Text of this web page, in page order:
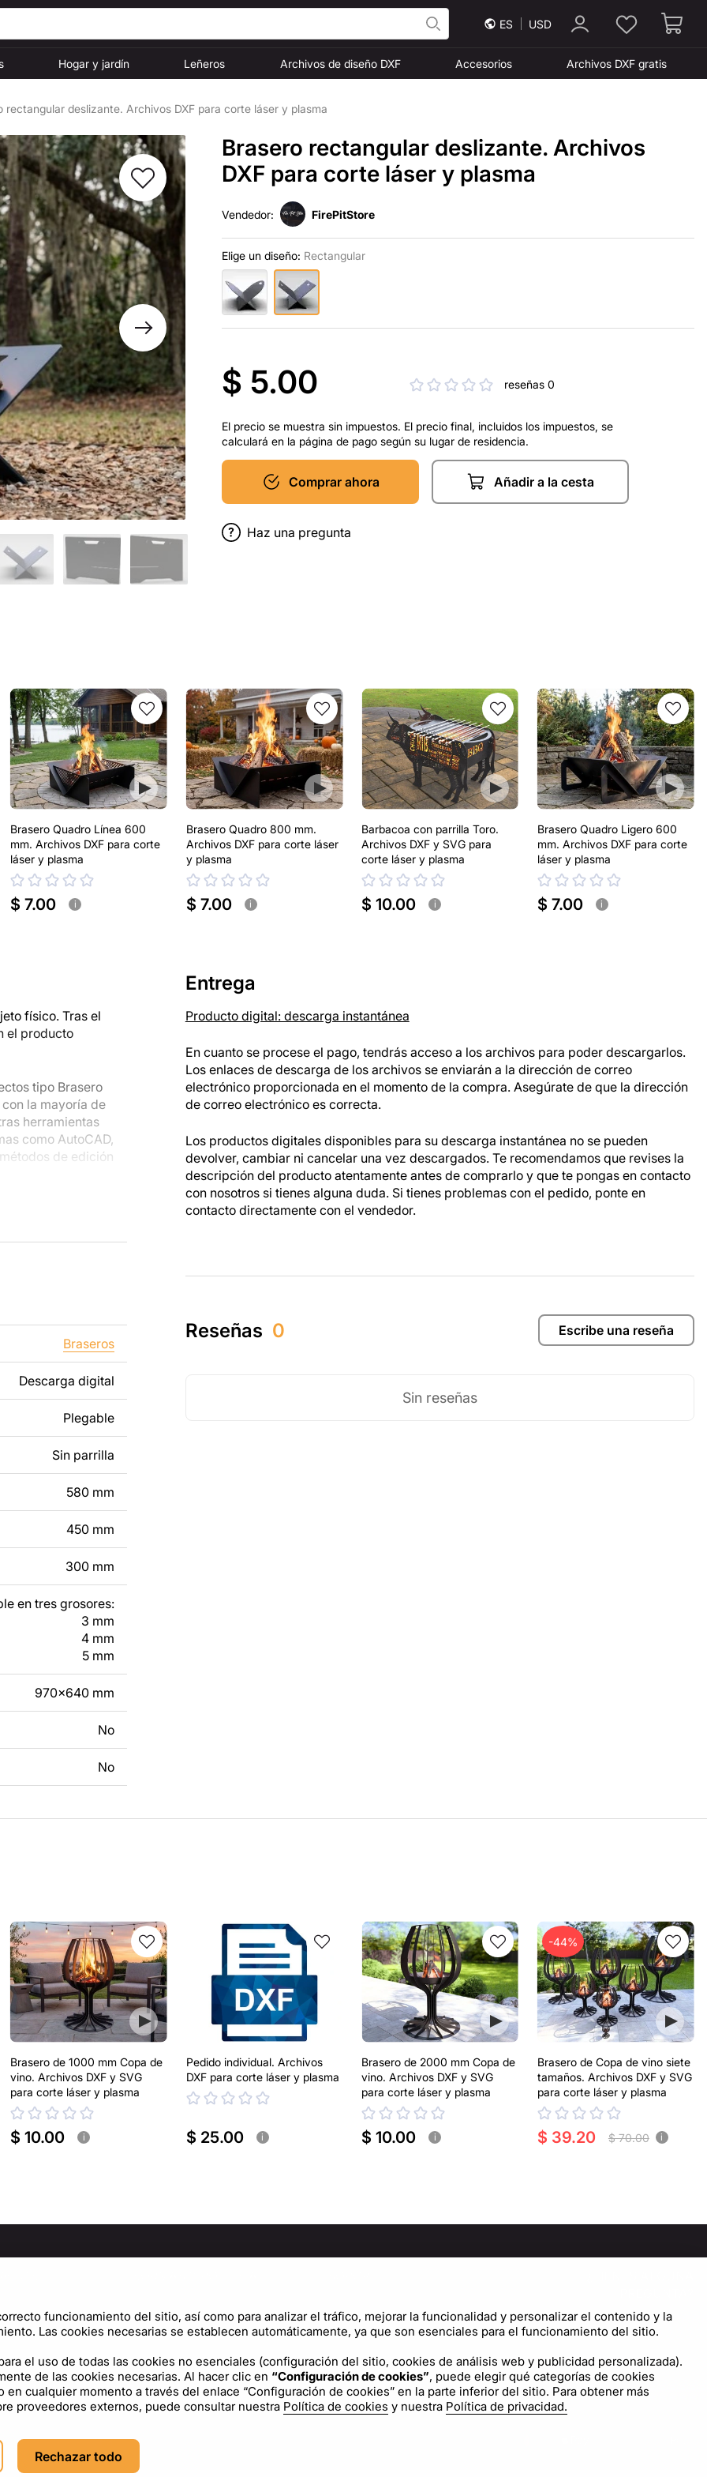
ES USD
Hogar y jardín Leñeros Archivos de diseño DXF Accesorios Archivos DXF gratis
rectangular deslizante. Archivos DXF para corte láser y plasma
Brasero rectangular deslizante. Archivos
DXF para corte láser y plasma
Vendedor: FirePitStore
Elige un diseño: Rectangular
$ 5.00 reseñas 0
El precio se muestra sin impuestos. El precio final, incluidos los impuestos, se
calculará en la página de pago según su lugar de residencia.
Comprar ahora Añadir a la cesta
Haz una pregunta
Brasero Quadro Línea 600
mm. Archivos DXF para corte
láser y plasma
$ 7.00 i
Brasero Quadro 800 mm.
Archivos DXF para corte láser
y plasma
$ 7.00 i
Barbacoa con parrilla Toro.
Archivos DXF y SVG para
corte láser y plasma
$ 10.00 i
Brasero Quadro Ligero 600
mm. Archivos DXF para corte
láser y plasma
$ 7.00 i
físico. Tras el
el producto
tipo Brasero
la mayoría de
herramientas
como AutoCAD,
de edición
mientras trabajas
tanto para un uso
texto,
para que se adapte
un producto de
con nosotros en
Braseros
Descarga digital
Plegable
Sin parrilla
580 mm
450 mm
300 mm
en tres grosores:
3 mm
4 mm
5 mm
970x640 mm
No
No
Entrega
Producto digital: descarga instantánea
En cuanto se procese el pago, tendrás acceso a los archivos para poder descargarlos.
Los enlaces de descarga de los archivos se enviarán a la dirección de correo
electrónico proporcionada en el momento de la compra. Asegúrate de que la dirección
de correo electrónico es correcta.
Los productos digitales disponibles para su descarga instantánea no se pueden
devolver, cambiar ni cancelar una vez descargados. Te recomendamos que revises la
descripción del producto atentamente antes de comprarlo y que te pongas en contacto
con nosotros si tienes alguna duda. Si tienes problemas con el pedido, ponte en
contacto directamente con el vendedor.
Reseñas 0 Escribe una reseña
Sin reseñas
Brasero de 1000 mm Copa de
vino. Archivos DXF y SVG
para corte láser y plasma
$ 10.00 i
Pedido individual. Archivos
DXF para corte láser y plasma
$ 25.00 i
Brasero de 2000 mm Copa de
vino. Archivos DXF y SVG
para corte láser y plasma
$ 10.00 i
-44%
Brasero de Copa de vino siete
tamaños. Archivos DXF y SVG
para corte láser y plasma
$ 39.20 $ 70.00 i
Términos de uso
Política de cookies
Acuerdo de licencia
Configuración de cookies
¡CONTÁCTANOS!
Escríbenos
ES
funcionamiento del sitio, así como para analizar el tráfico, mejorar la funcionalidad y personalizar el contenido y la
Las cookies necesarias se establecen automáticamente, ya que son esenciales para el funcionamiento del sitio.
el uso de todas las cookies no esenciales (configuración del sitio, cookies de análisis web y publicidad personalizada).
de las cookies necesarias. Al hacer clic en “Configuración de cookies”, puede elegir qué categorías de cookies
cualquier momento a través del enlace “Configuración de cookies” en la parte inferior del sitio. Para obtener más
proveedores externos, puede consultar nuestra Política de cookies y nuestra Política de privacidad.
Rechazar todo